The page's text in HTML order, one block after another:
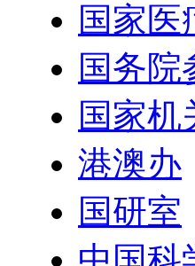
国家医
国务院
国家机
港澳办
国研室